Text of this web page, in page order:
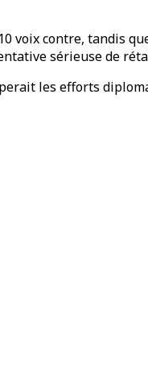
contre, tandis
sérieuse de
les efforts